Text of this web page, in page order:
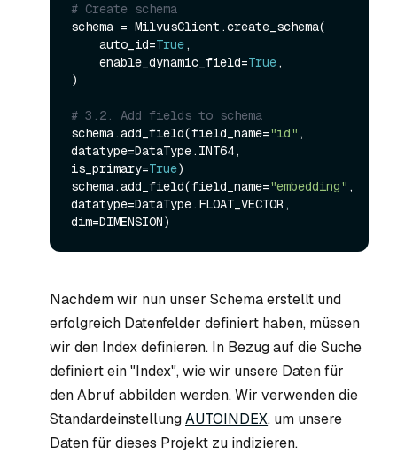
# Create schema
schema = MilvusClient.create_schema(
    auto_id=
True,
    enable_dynamic_field=
True,
)
# 3.2. Add fields to schema
schema.add_field(field_name="id" ,
datatype=DataType.INT64,
is_primary=True)
schema.add_field(field_name="embedding" ,
datatype=DataType.FLOAT_VECTOR,
Nachdem wir nun unser Schema erstellt und
erfolgreich Datenfelder definiert haben, müssen
wir den Index definieren. In Bezug auf die Suche
definiert ein "Index", wie wir unsere Daten für
den Abruf abbilden werden. Wir verwenden die
StandardeinstellungAUTOINDEX, um unsere
Daten für dieses Projekt zu indizieren.